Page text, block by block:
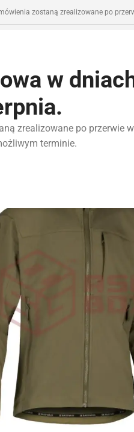
w
zrealizowane po przerwie w
terminie.
zostaną zrealizowane po
Wyposażenie Taktyczne